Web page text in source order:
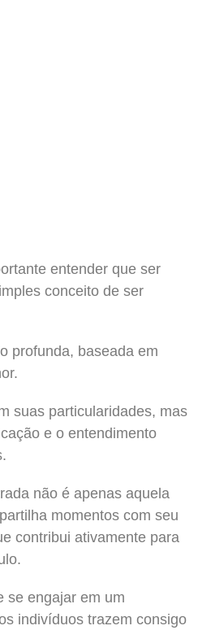
entender que ser
conceito de ser
profunda, baseada em
suas particularidades, mas
e o entendimento
não é apenas aquela
momentos com seu
contribui ativamente para
se engajar em um
indivíduos trazem consigo